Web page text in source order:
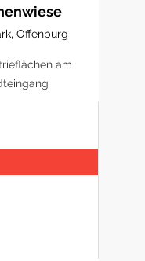
Offenburg
am